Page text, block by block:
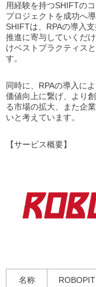
用経験を持つSHIFTの
プロジェクトを成功へ
SHIFTは、RPAの導入
推進に寄与していくだ
けベストプラクティス
す。
同時に、RPAの導入に
価値向上に繋げ、より
る市場の拡大、また企
いと考えています。
【サービス概要】
名称 ROBOPIT